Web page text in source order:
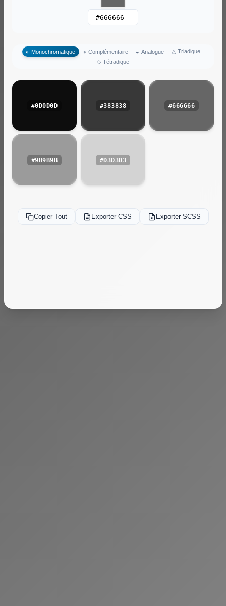
◐ Monochromatique ◑ Complémentaire ◒ Analogue △ Triadique
◇ Tétradique
#0D0D0D #383838 #666666
#9B9B9B #D3D3D3
Copier Tout Exporter CSS Exporter SCSS